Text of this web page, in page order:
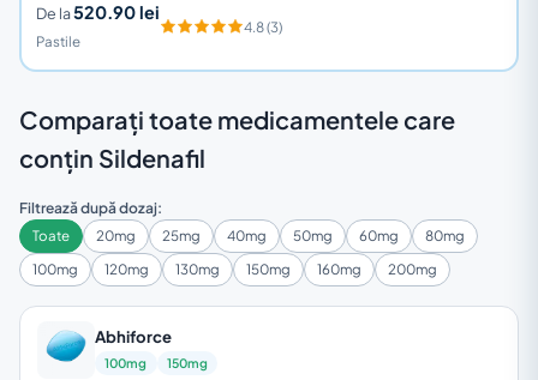
De la520.90 lei
Pastile
4.8 (3)
Comparați toate medicamentele care
conțin Sildenafil
Filtrează după dozaj:
Toate
20mg 25mg 40mg 50mg 60mg
80mg
100mg
120mg 130mg 150mg 160mg 200mg
Abhiforce
100mg 150mg